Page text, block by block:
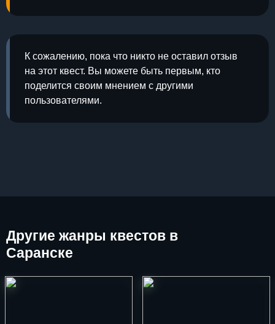
К сожалению, пока что никто не оставил отзыв
на этот квест. Вы можете быть первым, кто
поделится своим мнением с другими
пользователями.
Другие жанры квестов в
Саранске